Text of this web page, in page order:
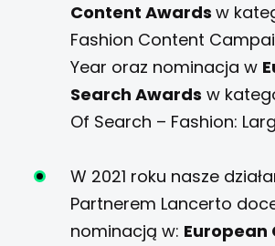
Content Awardsw
Fashion Content
Year oraz nominacja w
Search Awards w
Of Search – Fashion:
W 2021 roku nasze
Partnerem Lancerto
nominacją w: European